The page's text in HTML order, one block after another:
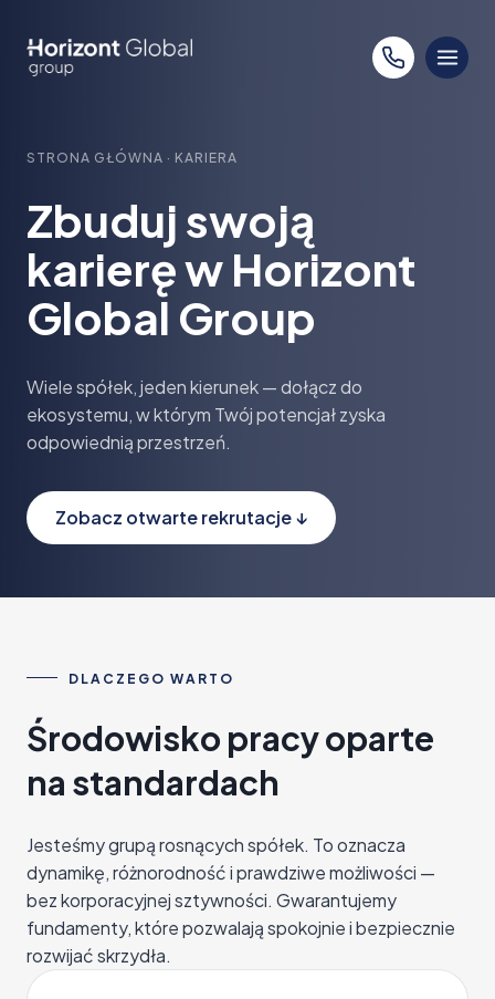
treści
STRONA GŁÓWNA · KARIERA
Zbuduj swoją
karierę w Horizont
Global Group
Wiele spółek, jeden kierunek — dołącz do
ekosystemu, w którym Twój potencjał zyska
odpowiednią przestrzeń.
Zobacz otwarte rekrutacje ↓
DLACZEGO WARTO
Środowisko pracy oparte
na standardach
Jesteśmy grupą rosnących spółek. To oznacza
dynamikę, różnorodność i prawdziwe możliwości —
bez korporacyjnej sztywności. Gwarantujemy
fundamenty, które pozwalają spokojnie i bezpiecznie
rozwijać skrzydła.